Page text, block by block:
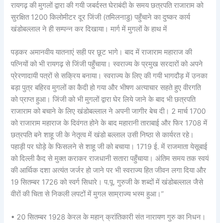
रायगढ़ की मुगलों द्वारा की गयी जबर्दस्त घेराबंदी के समय छत्रपति राजाराम को
सुरक्षित 1200 किलोमीटर दूर जिंजी (तमिलनाडु) पहुँचाने का दुष्कर कार्य
खंडोबल्लाल ने ही सम्पन्न कर दिखाया। मार्ग में मुगलों के हाथ में
पड़कर अमानवीय यातनाएं सही पर छूट भागे। बाद में राजाराम महाराज की
पत्नियों को भी रायगढ़ से जिंजी पहुँचाया। स्वराज्य के प्रमुख सरदारों को अपने
प्रेरणादायी पत्रों से सक्रिय बनाया। स्वराज्य के लिए की गयी भागदौड़ में उनका
बड़ा पुत्र बहिरव मुगलों का कैदी हो गया और भीषण अत्याचार सहते हुए वीरगति
को प्राप्त हुआ। जिंजी को भी मुगलों द्वारा घेर लिये जाने के बाद भी छत्रपति
राजाराम को बचाने के लिए खंडोबल्लाल ने अपनी जागीर बेच दी। 2 मार्च 1700
को राजाराम महाराज के दिवंगत होने के बाद महारानी ताराबाई और फिर 1708 में
छत्रपति बने शाहू जी के नेतृत्व में खंडो बल्लाल उसी निष्ठा से कार्यरत रहे।
पहाड़ी पर घोड़े के फिसलने से शाहू जी को बचाया। 1719 ई. में राजमाता येसूबाई
को दिल्ली कैद से मुक्त कराकर राजधानी सतारा पहुँचाया। अंतिम समय तक स्वयं
की आर्थिक दशा अत्यंत जर्जर हो जाने पर भी स्वराज्य हित जीवन लगा दिया और
19 सितम्बर 1726 को स्वर्ग सिधारे। प.पू. गुरुजी के शब्दों में खंडोबल्लाल जैसे
वीरों की चिता से निकली लपटों में मुगल साम्राज्य भस्म हुआ।”
• 20 सितम्बर 1928 केरल के महान् क्रांतिकारी संत नारायण गुरु का निधन।